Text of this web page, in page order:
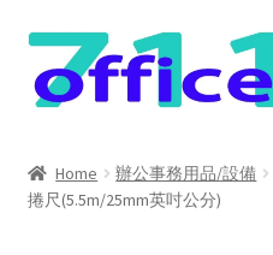
Skip
to
navigation
Skip
to
content
我的帳號
Home 辦公事務用品/設備
捲尺(5.5m/25mm英吋公分)